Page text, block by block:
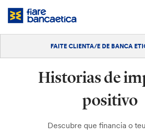
Saltar
Faite clienta/e
FAITE CLIENTA/E DE BANCA
Historias de
positivo
Descubre que financia o